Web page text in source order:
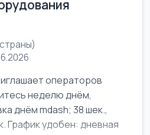
операторов
неделю днём,
днём mdash; 38 шек.,
График удобен: дневная